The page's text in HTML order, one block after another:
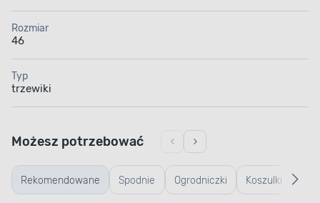
Rozmiar
46
Typ
trzewiki
Rekomendowane Spodnie Ogrodniczki Koszulki
Możesz potrzebować